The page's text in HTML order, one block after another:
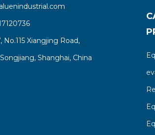
No.115 Xiangjing Road,
Shanghai, China